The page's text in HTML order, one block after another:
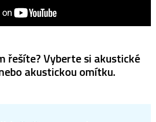
řešíte? Vyberte si akustické
akustickou omítku.